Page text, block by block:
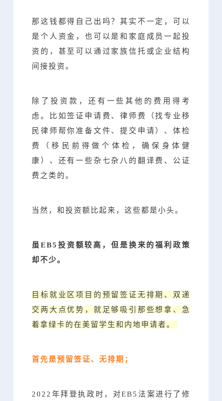
那这钱都得自己出吗？其实不一定，可以
是个人资金，也可以是和家庭成员一起投
资的，甚至可以通过家族信托或企业结构
间接投资。
除了投资款，还有一些其他的费用得考
虑。比如签证申请费、律师费（找专业移
民律师帮你准备文件、提交申请）、体检
费（移民前得做个体检，确保身体健
康）、还有一些杂七杂八的翻译费、公证
费之类的。
当然，和投资额比起来，这些都是小头。
虽EB5投资额较高，但是换来的福利政策
却不少。
目标就业区项目的预留签证无排期、双递
交两大点优势，就足够吸引那些想拿、急
着拿绿卡的在美留学生和内地申请者。
首先是预留签证、无排期；
2022年拜登执政时，对EB5法案进行了修